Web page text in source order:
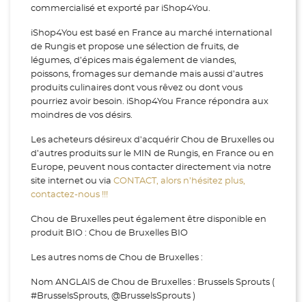
commercialisé et exporté par iShop4You.
iShop4You est basé en France au marché international
de Rungis et propose une sélection de fruits, de
légumes, d’épices mais également de viandes,
poissons, fromages sur demande mais aussi d’autres
produits culinaires dont vous rêvez ou dont vous
pourriez avoir besoin. iShop4You France répondra aux
moindres de vos désirs.
Les acheteurs désireux d'acquérir Chou de Bruxelles ou
d’autres produits sur le MIN de Rungis, en France ou en
Europe, peuvent nous contacter directement via notre
site internet ou via CONTACT, alors n’hésitez plus,
contactez-nous !!!
Chou de Bruxelles peut également être disponible en
produit BIO : Chou de Bruxelles BIO
Les autres noms de Chou de Bruxelles :
Nom ANGLAIS de Chou de Bruxelles : Brussels Sprouts (
#BrusselsSprouts, @BrusselsSprouts )